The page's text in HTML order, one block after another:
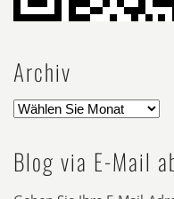
Archiv
Blog via E-Mail